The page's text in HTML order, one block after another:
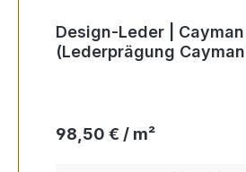
Design-Leder |
(Lederprägung
Regulärer Preis:
98,50 € / m²